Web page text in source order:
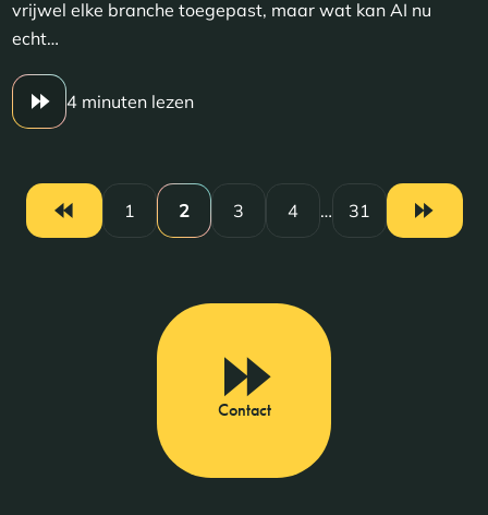
vrijwel elke branche toegepast, maar wat kan AI nu
echt…
4 minuten lezen
1 2 3 4 … 31
Contact